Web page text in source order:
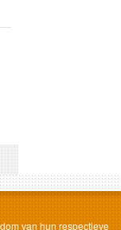
van hun respectieve